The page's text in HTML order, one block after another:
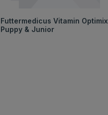
Futtermedicus Vitamin Optimix
Puppy & Junior